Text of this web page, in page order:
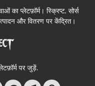
का प्लेटफ़ॉर्म। स्क्रिप्ट, सोर्स
और वितरण पर केंद्रित।
पर जुड़ें.